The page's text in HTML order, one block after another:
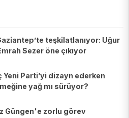
teşkilatlanıyor: Uğur
Sezer öne çıkıyor
Yeni Parti’yi dizayn ederken
yağ mı sürüyor?
Güngen'e zorlu görev